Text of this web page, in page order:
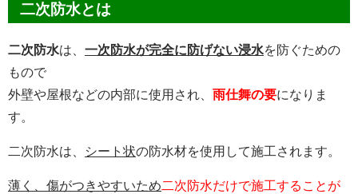
二次防水とは
二次防水は、 一次防水が完全に防げない浸水を防ぐための
もので
外壁や屋根などの内部に使用され、 雨仕舞の要になりま
す。
二次防水は、 シート状の防水材を使用して施工されます。
薄く、傷がつきやすいため二次防水だけで施工することが